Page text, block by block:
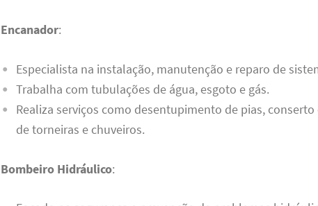
Encanador:
Especialista na instalação, manutenção e reparo de
Trabalha com tubulações de água, esgoto e gás.
Realiza serviços como desentupimento de pias,
de torneiras e chuveiros.
Bombeiro Hidráulico: